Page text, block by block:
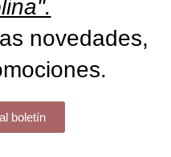
novedades,
boletín